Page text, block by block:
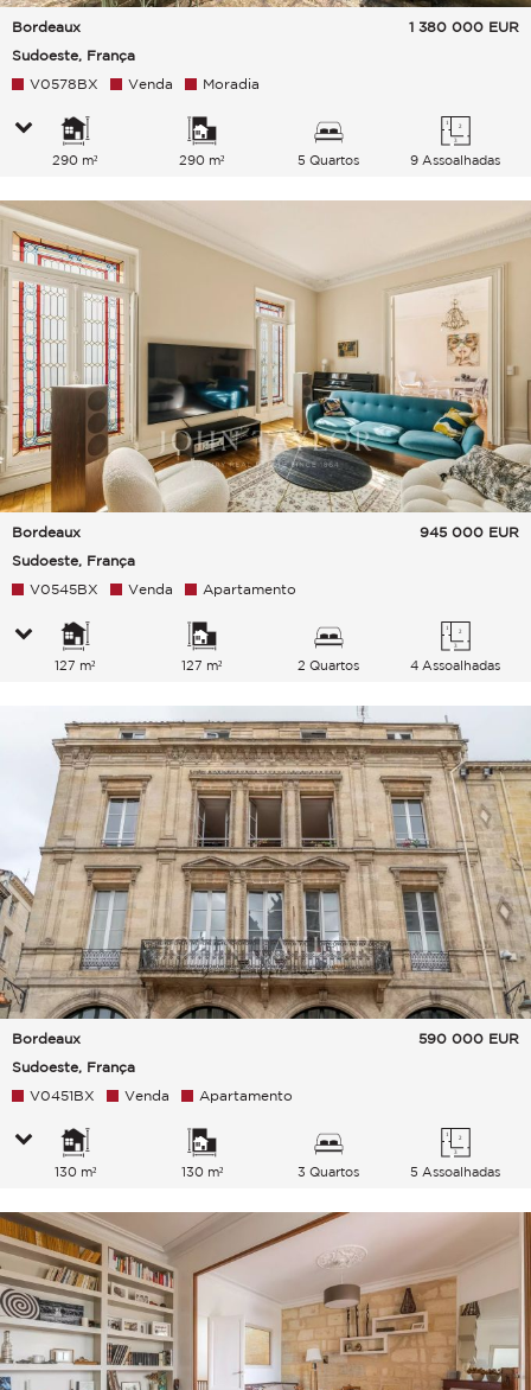
Bordeaux
Sudoeste, França
1 380 000 EUR
V0578BX Venda Moradia
290 m² 290 m² 5 Quartos 9 Assoalhadas
Bordeaux
Sudoeste, França
945 000 EUR
V0545BX Venda Apartamento
127 m² 127 m² 2 Quartos 4 Assoalhadas
Bordeaux
Sudoeste, França
590 000 EUR
V0451BX Venda Apartamento
130 m² 130 m² 3 Quartos 5 Assoalhadas